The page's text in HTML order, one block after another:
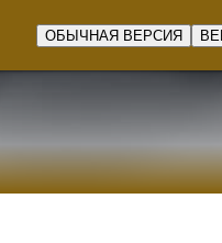
ОБЫЧНАЯ ВЕРСИЯ